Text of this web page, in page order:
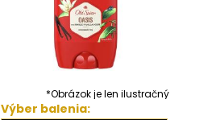
*Obrázok je len ilustračný
Výber balenia: